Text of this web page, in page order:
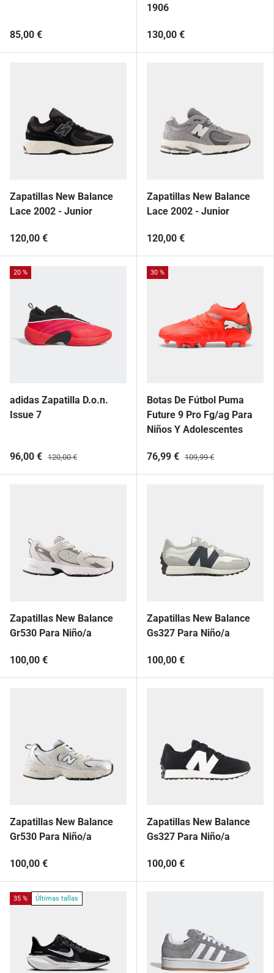
85,00 €
1906
130,00 €
Zapatillas New Balance
Lace 2002 - Junior
120,00 €
Zapatillas New Balance
Lace 2002 - Junior
120,00 €
20 %
adidas Zapatilla D.o.n.
Issue 7
96,00 € 120,00 €
30 %
Botas De Fútbol Puma
Future 9 Pro Fg/ag Para
Niños Y Adolescentes
76,99 € 109,99 €
Zapatillas New Balance
Gr530 Para Niño/a
100,00 €
Zapatillas New Balance
Gs327 Para Niño/a
100,00 €
Zapatillas New Balance
Gr530 Para Niño/a
100,00 €
Zapatillas New Balance
Gs327 Para Niño/a
100,00 €
35 % Últimas tallas